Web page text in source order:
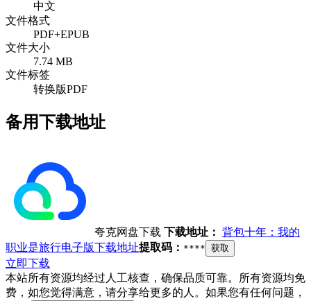
中文
文件格式
PDF+EPUB
文件大小
7.74 MB
文件标签
转换版PDF
备用下载地址
夸克网盘下载 下载地址： 背包十年：我的
职业是旅行电子版下载地址提取码： **** 获取
立即下载
本站所有资源均经过人工核查，确保品质可靠。所有资源均免
费，如您觉得满意，请分享给更多的人。如果您有任何问题，